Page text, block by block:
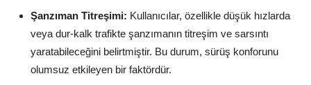
Şanzıman Titreşimi: Kullanıcılar, özellikle düşük hızlarda
veya dur-kalk trafikte şanzımanın titreşim ve sarsıntı
yaratabileceğini belirtmiştir. Bu durum, sürüş konforunu
olumsuz etkileyen bir faktördür.